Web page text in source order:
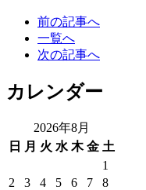
前の記事へ
一覧へ
次の記事へ
カレンダー
2026年8月
日
月 火 水 木 金 土
1
2
3 4 5 6 7
8